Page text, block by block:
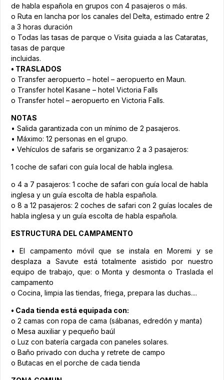
de habla española en grupos con 4 pasajeros o más.
o Ruta en lancha por los canales del Delta, estimado entre 2
a 3 horas duración
o Todas las tasas de parque o Visita guiada a las Cataratas,
tasas de parque
incluidas.
• TRASLADOS
o Transfer aeropuerto – hotel – aeropuerto en Maun.
o Transfer hotel Kasane – hotel Victoria Falls
o Transfer hotel – aeropuerto en Victoria Falls.
NOTAS
• Salida garantizada con un mínimo de 2 pasajeros.
• Máximo: 12 personas en el grupo.
• Vehículos de safaris se organizan:o 2 a 3 pasajeros:
1 coche de safari con guía local de habla inglesa.
o 4 a 7 pasajeros: 1 coche de safari con guía local de habla
inglesa y un guía escolta de habla española.
o 8 a 12 pasajeros: 2 coches de safari con 2 guías locales de
habla inglesa y un guía escolta de habla española.
ESTRUCTURA DEL CAMPAMENTO
• El campamento móvil que se instala en Moremi y se
desplaza a Savute está totalmente asistido por nuestro
equipo de trabajo, que: o Monta y desmonta o Traslada el
campamento
o Cocina, limpia las tiendas, friega, prepara las duchas....
• Cada tienda está equipada con:
o 2 camas con ropa de cama (sábanas, edredón y manta)
o Mesa auxiliar y pequeño baúl
o Luz con batería cargada con paneles solares.
o Baño privado con ducha y retrete de campo
o Butacas en el porche de cada tienda